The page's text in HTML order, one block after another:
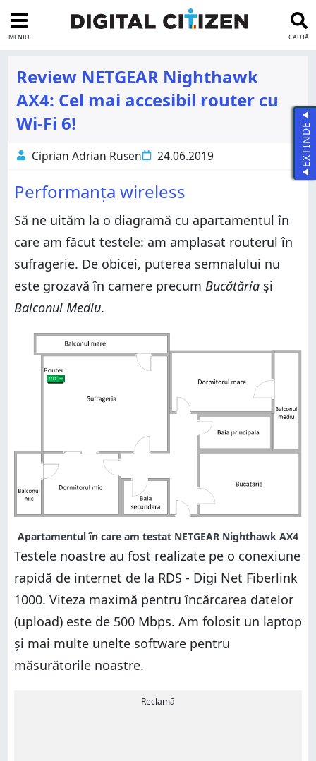
MENIU CAUTĂ
Review NETGEAR Nighthawk
AX4: Cel mai accesibil router cu
Wi-Fi 6!
Ciprian Adrian Rusen 24.06.2019
Performanța wireless
Să ne uităm la o diagramă cu apartamentul în
care am făcut testele: am amplasat routerul în
sufragerie. De obicei, puterea semnalului nu
este grozavă în camere precum Bucătăria și
Balconul Mediu.
Apartamentul în care am testat NETGEAR Nighthawk AX4
Testele noastre au fost realizate pe o conexiune
rapidă de internet de la RDS - Digi Net Fiberlink
1000. Viteza maximă pentru încărcarea datelor
(upload) este de 500 Mbps. Am folosit un laptop
și mai multe unelte software pentru
măsurătorile noastre.
Reclamă
EXTINDE